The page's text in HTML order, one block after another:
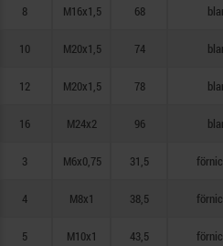
8 M16x1,5 68
10 M20x1,5 74
12 M20x1,5 78
16 M24x2 96
3 M6x0,75 31,5
4 M8x1 38,5
5 M10x1 43,5